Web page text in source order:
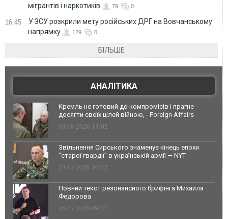
мігрантів і наркотиків
79 0
16:45
У ЗСУ розкрили мету російських ДРГ на Вовчанському
напрямку
129 0
БІЛЬШЕ
АНАЛІТИКА
Кремль не готовий до компромісів і прагне
досягти своїх цілей війною, - Foreign Affairs
03.08.2026 13:02
Звільнення Сирського знаменує кінець епохи
"старої гвардії" в українській армії — NYT
23.07.2026 10:32
Повний текст резонансного брифінга Михайла
Федорова
18.07.2026 09:27